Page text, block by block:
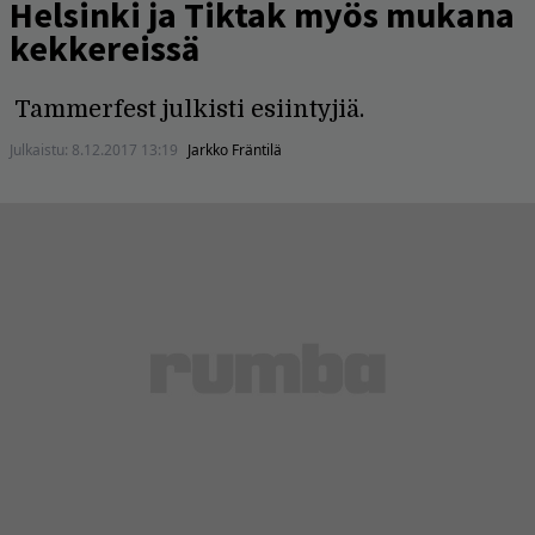
Helsinki ja Tiktak myös mukana
kekkereissä
Tammerfest julkisti esiintyjiä.
Julkaistu: 8.12.2017 13:19 Jarkko Fräntilä